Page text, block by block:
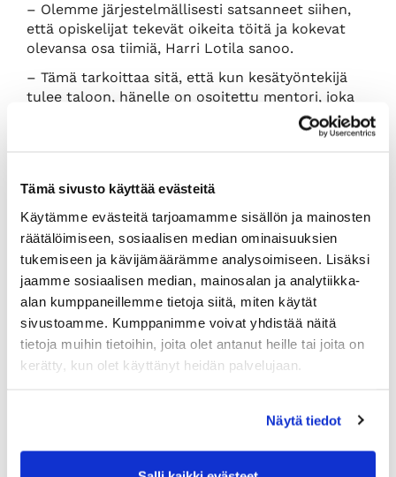
Tämä sivusto käyttää evästeitä
Käytämme evästeitä tarjoamamme sisällön ja mainosten
räätälöimiseen, sosiaalisen median ominaisuuksien
tukemiseen ja kävijämäärämme analysoimiseen. Lisäksi
jaamme sosiaalisen median, mainosalan ja analytiikka-
alan kumppaneillemme tietoja siitä, miten käytät
sivustoamme. Kumppanimme voivat yhdistää näitä
tietoja muihin tietoihin, joita olet antanut heille tai joita on
kerätty, kun olet käyttänyt heidän palvelujaan.
Näytä tiedot
– Olemme järjestelmällisesti satsanneet siihen,
että opiskelijat tekevät oikeita töitä ja kokevat
olevansa osa tiimiä, Harri Lotila sanoo.
– Tämä tarkoittaa sitä, että kun kesätyöntekijä
tulee taloon, hänelle on osoitettu mentori, joka
katsoo, että opiskelijalla on riittävästi oikeanlaisia
töitä. Palaute, jota opiskelijoilta olemme saaneet,
Lisäksi opiskelijat ovat järjestäen olleet aivan
huippuja. Heillä on kova halu oppia, he ovat
sitoutuneita ja aivan virtuooseja
nykyteknologioissa.
– Paras merkki onnistumisesta tällä saralla on
se, että meillä on tällä hetkellä useita
työntekijöitä, jotka ovat tulleet taloon
kesätyöntekijöiksi ja sitä kautta jääneet. Näistä
useat ovat myös muualta kuin Raumalta ja silti
muuttaneet mielellään Raumalle.
Laadukas tieinfra laajentaisi
työssäkäyntialuetta